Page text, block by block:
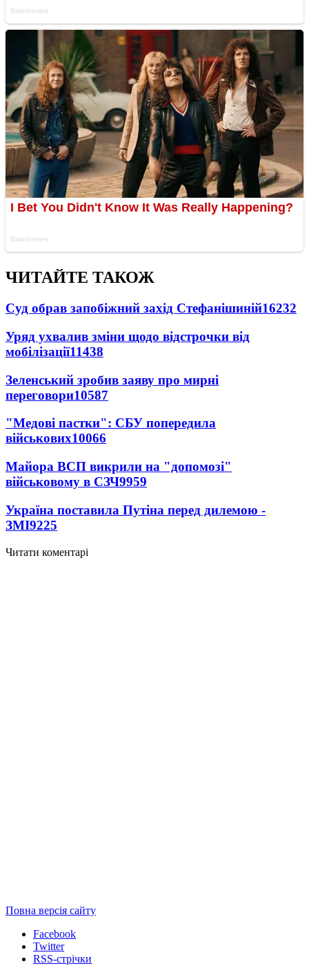
ЧИТАЙТЕ ТАКОЖ
Суд обрав запобіжний захід Стефанішиній16232
Уряд ухвалив зміни щодо відстрочки від
мобілізації11438
Зеленський зробив заяву про мирні
переговори10587
"Медові пастки": СБУ попередила
військових10066
Майора ВСП викрили на "допомозі"
військовому в СЗЧ9959
Україна поставила Путіна перед дилемою -
ЗМІ9225
Читати коментарі
Повна версія сайту
Facebook
Twitter
RSS-стрічки